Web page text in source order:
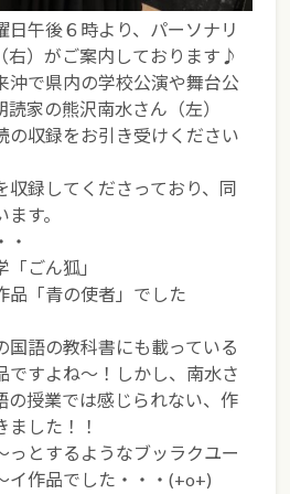
日午後６時より、パーソナリ
右）がご案内しております♪
沖で県内の学校公演や舞台公
家の熊沢南水さん（左）
の収録をお引き受けください
収録してくださっており、同
す。
・
ごん狐」
品「青の使者」でした
国語の教科書にも載っている
ですよね～！しかし、南水さ
の授業では感じられない、作
した！！
っとするようなブッラクユー
イ作品でした・・・(+o+)